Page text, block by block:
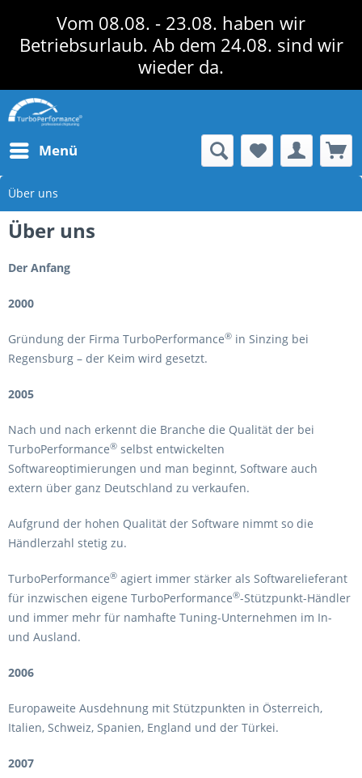
Vom 08.08. - 23.08. haben wir
Betriebsurlaub. Ab dem 24.08. sind wir
wieder da.
Menü
Über uns
Über uns
Der Anfang
2000
Gründung der Firma TurboPerformance® in Sinzing bei
Regensburg – der Keim wird gesetzt.
2005
Nach und nach erkennt die Branche die Qualität der bei
TurboPerformance® selbst entwickelten
Softwareoptimierungen und man beginnt, Software auch
extern über ganz Deutschland zu verkaufen.
Aufgrund der hohen Qualität der Software nimmt so die
Händlerzahl stetig zu.
TurboPerformance® agiert immer stärker als Softwarelieferant
für inzwischen eigene TurboPerformance®-Stützpunkt-Händler
und immer mehr für namhafte Tuning-Unternehmen im In-
und Ausland.
2006
Europaweite Ausdehnung mit Stützpunkten in Österreich,
Italien, Schweiz, Spanien, England und der Türkei.
2007